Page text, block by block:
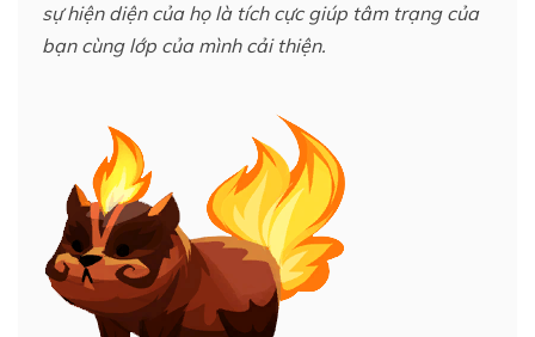
sự hiện diện của họ là tích cực giúp tâm trạng của
bạn cùng lớp của mình cải thiện.